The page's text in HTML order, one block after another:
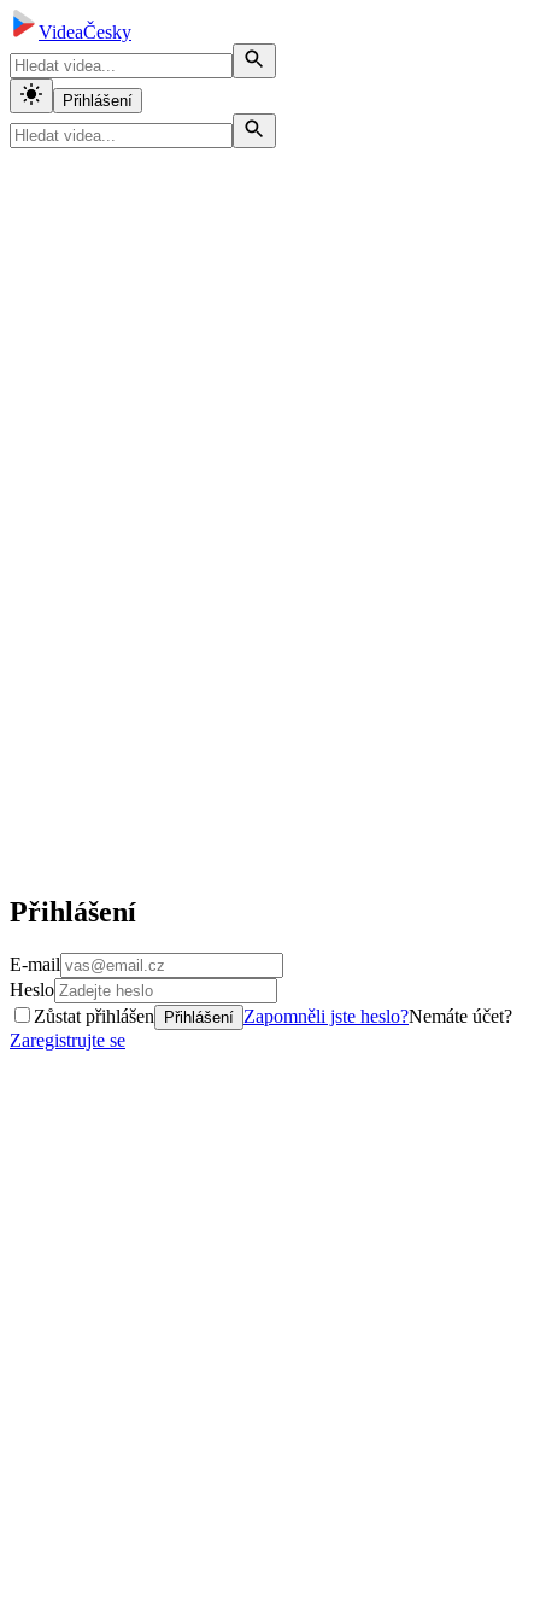
VideaČesky
Přihlášení
Přihlášení
E-mail
Heslo
Zůstat přihlášen
Přihlášení Zapomněli jste heslo?Nemáte účet?
Zaregistrujte se